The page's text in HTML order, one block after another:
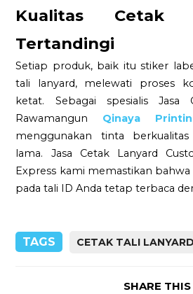
Kualitas Cetak
Tertandingi
Setiap produk, baik itu stiker
tali lanyard, melewati proses
ketat. Sebagai spesialis Jasa
Rawamangun Qinaya
menggunakan tinta
lama. Jasa Cetak Lanyard
Express kami memastikan
pada tali ID Anda tetap terbaca
TAGS CETAK TALI LANYARD
SHARE THIS